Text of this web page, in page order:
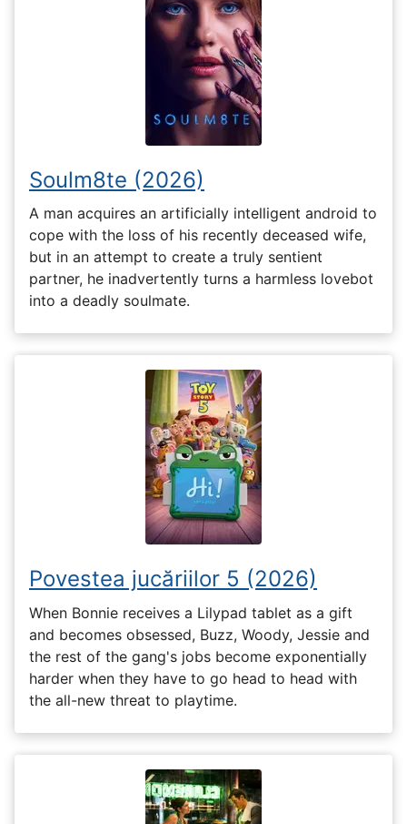
Soulm8te (2026)
A man acquires an artificially intelligent android to
cope with the loss of his recently deceased wife,
but in an attempt to create a truly sentient
partner, he inadvertently turns a harmless lovebot
into a deadly soulmate.
Povestea jucăriilor 5 (2026)
When Bonnie receives a Lilypad tablet as a gift
and becomes obsessed, Buzz, Woody, Jessie and
the rest of the gang's jobs become exponentially
harder when they have to go head to head with
the all-new threat to playtime.